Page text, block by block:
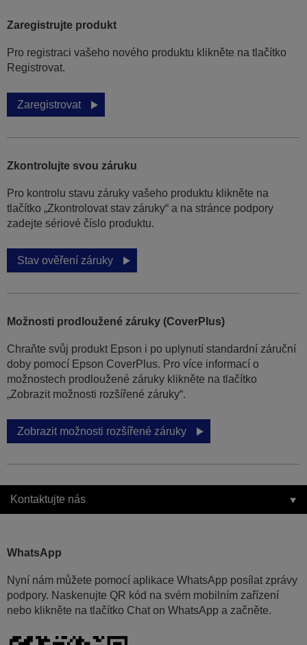
Zaregistrujte produkt
Pro registraci vašeho nového produktu klikněte na tlačítko
Registrovat.
Zaregistrovat
Zkontrolujte svou záruku
Pro kontrolu stavu záruky vašeho produktu klikněte na
tlačítko „Zkontrolovat stav záruky“ a na stránce podpory
zadejte sériové číslo produktu.
Stav ověření záruky
Možnosti prodloužené záruky (CoverPlus)
Chraňte svůj produkt Epson i po uplynutí standardní záruční
doby pomocí Epson CoverPlus. Pro více informací o
možnostech prodloužené záruky klikněte na tlačítko
„Zobrazit možnosti rozšířené záruky“.
Zobrazit možnosti rozšířené záruky
Kontaktujte nás
WhatsApp
Nyní nám můžete pomocí aplikace WhatsApp posílat zprávy
podpory. Naskenujte QR kód na svém mobilním zařízení
nebo klikněte na tlačítko Chat on WhatsApp a začněte.